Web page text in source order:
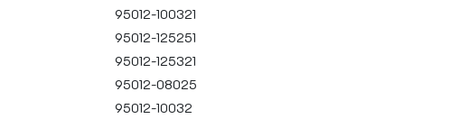
95012-100321
95012-125251
95012-125321
95012-08025
95012-10032